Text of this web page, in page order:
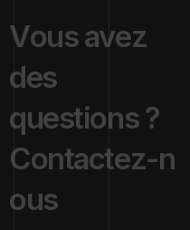
Vousavez
des
questions?
Contactez-n
ous